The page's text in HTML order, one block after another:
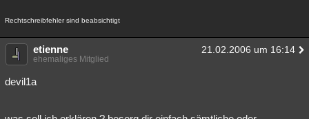
Rechtschreibfehler sind beabsichtigt
etienne 21.02.2006 um 16:14
ehemaliges Mitglied
devil1a